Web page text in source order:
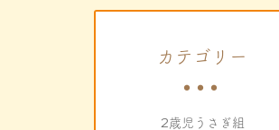
カテゴリー
2歳児うさぎ組